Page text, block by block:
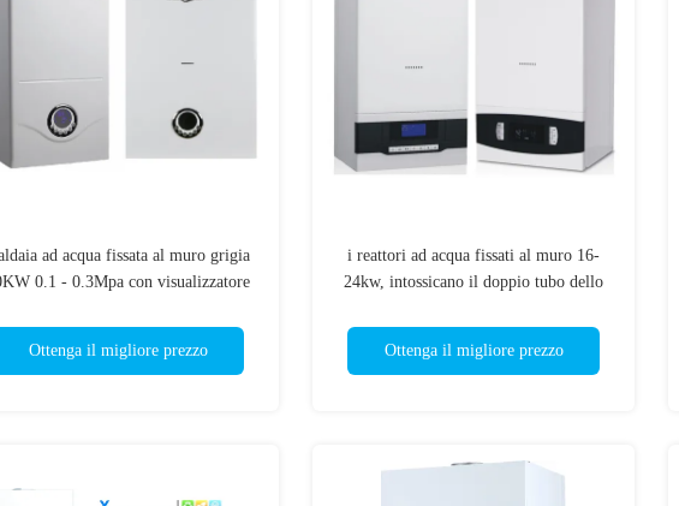
ad acqua fissata al muro grigia
0.1 - 0.3Mpa con visualizzatore
Ottenga il migliore prezzo
i reattori ad acqua fissati al muro 16-
24kw, intossicano il doppio tubo dello
Ottenga il migliore prezzo